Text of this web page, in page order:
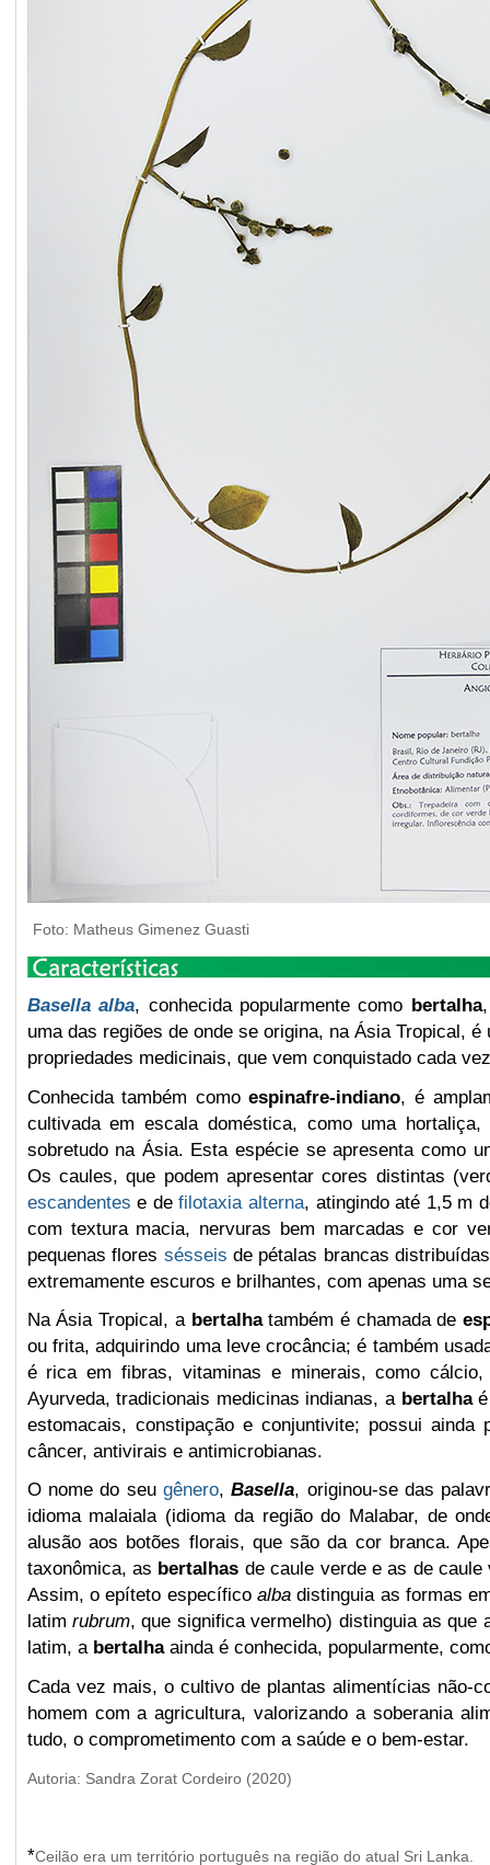
Foto: Matheus Gimenez Guasti
Basella alba, conhecida popularmente como bertalha
uma das regiões de onde se origina, na Ásia Tropical,é
propriedades medicinais, que vem conquistado cada
Conhecida também comoespinafre-indiano, é
cultivada em escala doméstica, como uma hortaliça,
sobretudo na Ásia. Esta espécie seapresenta como
Os caules, que podem apresentar cores distintas (
escandentes e defilotaxia alterna, atingindo até 1,5 m
com textura macia, nervuras bem marcadas e cor
pequenas flores sésseis de pétalas brancas
extremamente escuros e brilhantes, com apenas uma
Na Ásia Tropical, a bertalhatambém é chamada de
ou frita, adquirindo uma leve crocância; é também
é rica em fibras, vitaminas e minerais, como
Ayurveda,tradicionais medicinas indianas, a bertalhaé
estomacais, constipação e conjuntivite; possui ainda
câncer, antivirais e antimicrobianas.
O nome do seu gênero,Basella, originou-se das
idioma malaiala (idioma da região do Malabar, de
alusão aos botões florais, que são da cor branca.
taxonômica,as bertalhas de caule verde e as de
Assim, o epíteto específico albadistinguia as formas
latimrubrum, que significa vermelho) distinguia as que
latim, a bertalhaainda é conhecida, popularmente,
Cada vez mais, o cultivo de plantas alimentícias não-
homem com a agricultura, valorizando a soberania
tudo, o comprometimento com a saúde e o bem-estar.
Autoria: Sandra Zorat Cordeiro (2020)
*Ceilão era um território português na região do atual Sri Lanka.